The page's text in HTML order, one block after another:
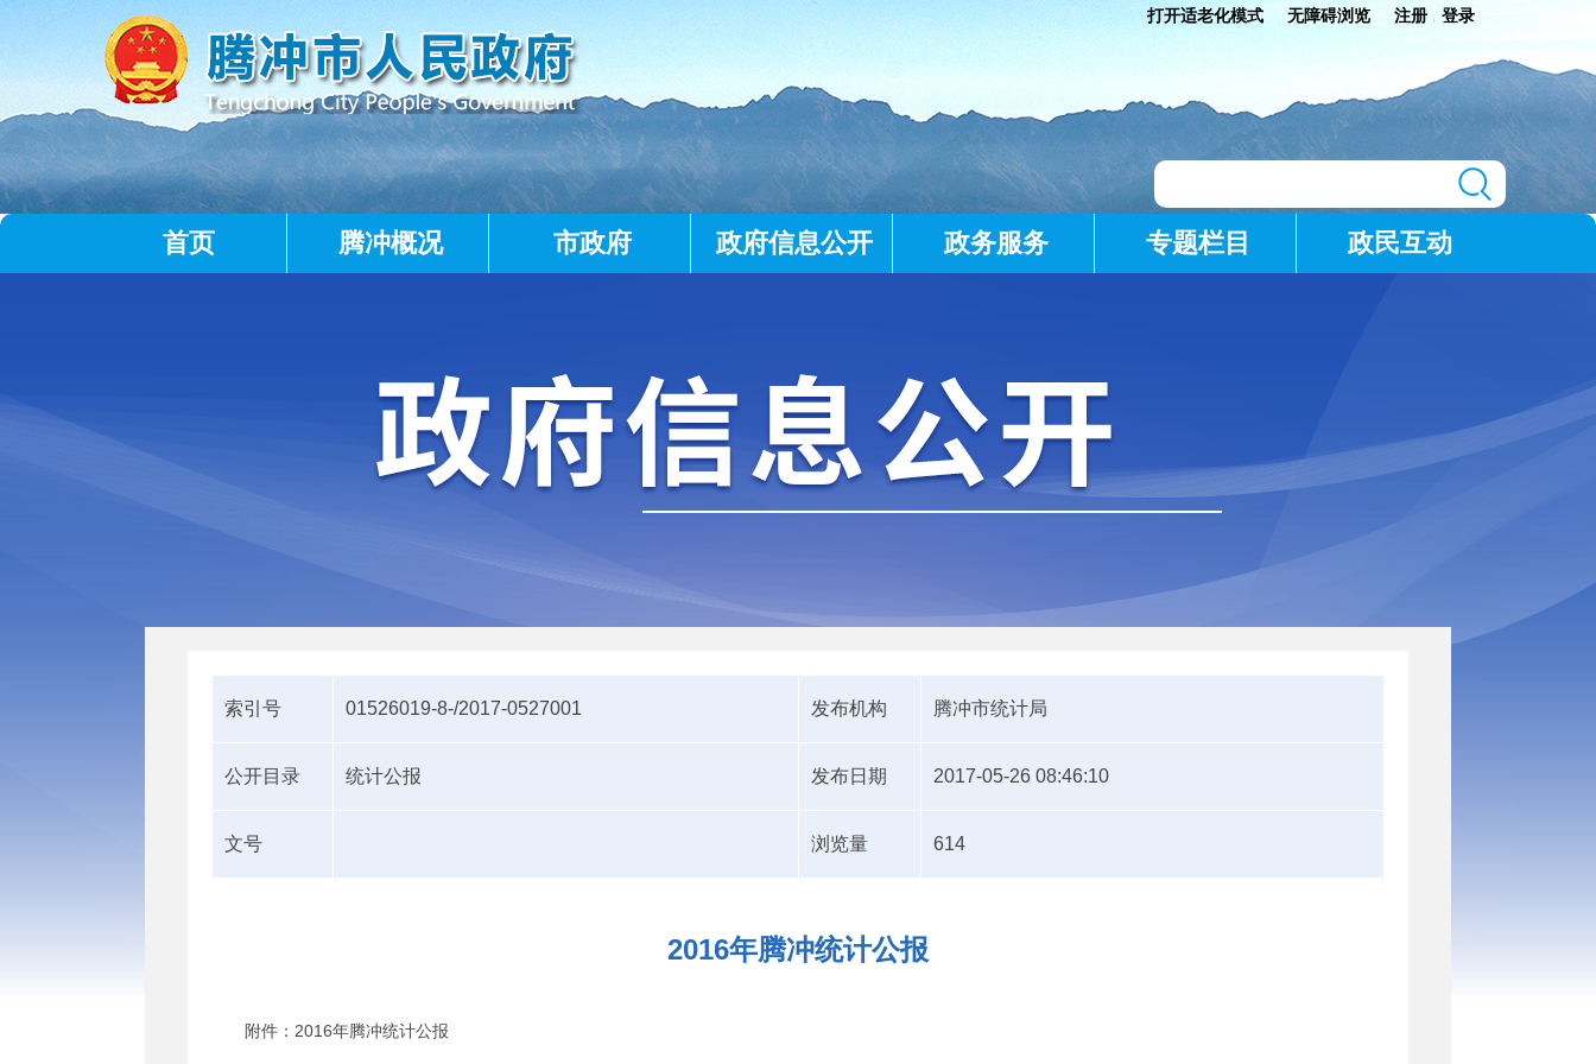
打开适老化模式 无障碍浏览 注册 登录
首页 腾冲概况 市政府 政府信息公开 政务服务 专题栏目 政民互动
索引号 01526019-8-/2017-0527001 发布机构 腾冲市统计局
公开目录 统计公报 发布日期 2017-05-26 08:46:10
文号 浏览量 614
2016年腾冲统计公报
附件：2016年腾冲统计公报